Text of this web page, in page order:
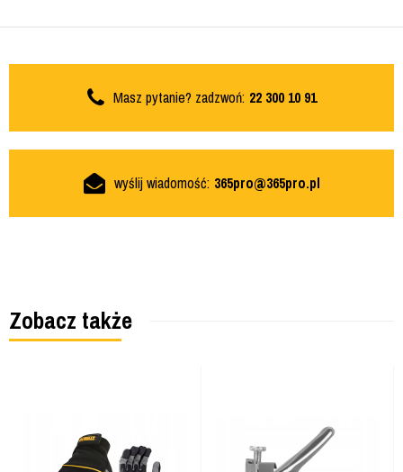
Masz pytanie? zadzwoń: 22 300 10 91
wyślij wiadomość: 365pro@365pro.pl
Zobacz także